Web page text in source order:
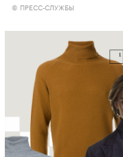
© ПРЕСС-СЛУЖБЫ